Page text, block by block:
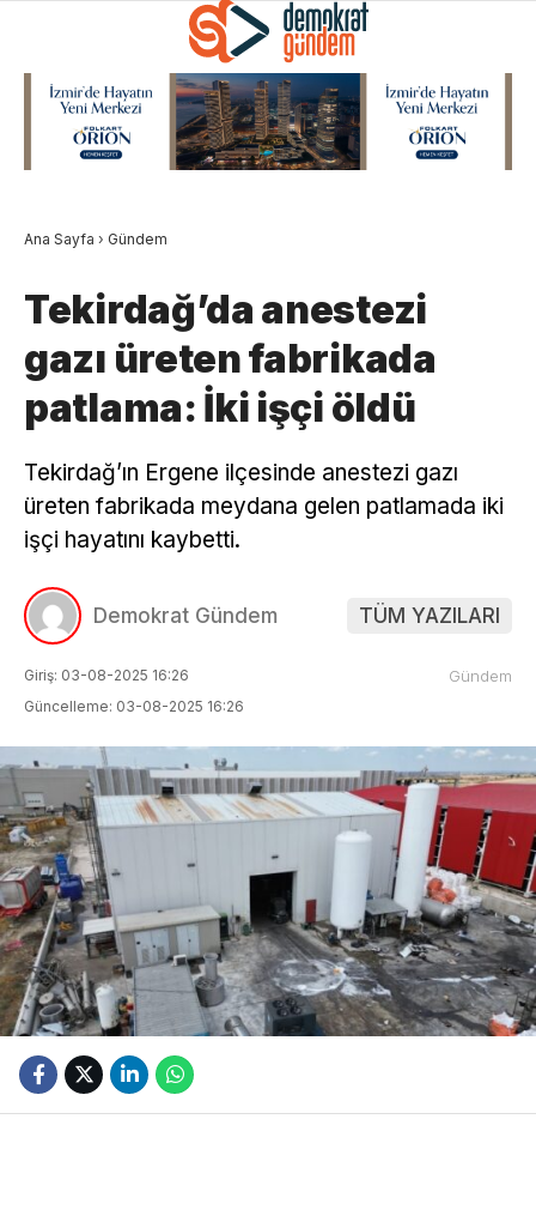
Facebook
Instagram
Dribbble
LinkedIn
GALERİ VİDEO YAZARLAR
GÜNDEM
EKONOMI
POLITIKA
SPOR
HAK TEMELLI HABER
YEREL YÖNETIMLER
Ana Sayfa › Gündem
Tekirdağ’da anestezi
gazı üreten fabrikada
patlama: İki işçi öldü
Tekirdağ’ın Ergene ilçesinde anestezi gazı
üreten fabrikada meydana gelen patlamada iki
işçi hayatını kaybetti.
Demokrat Gündem TÜM YAZILARI
Giriş: 03-08-2025 16:26
Güncelleme: 03-08-2025 16:26
Gündem